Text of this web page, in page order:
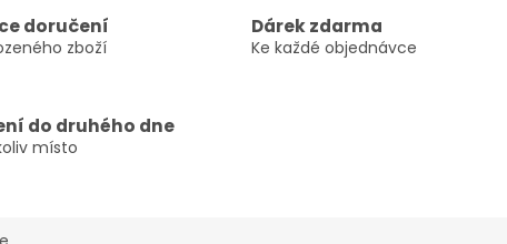
doručení
zboží
Dárek zdarma
Ke každé objednávce
do druhého dne
místo